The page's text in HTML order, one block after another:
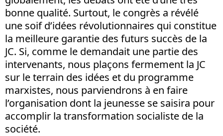
bonne qualité. Surtout, le congrès a révélé
une soif d’idées révolutionnaires qui constitue
la meilleure garantie des futurs succès de la
JC. Si, comme le demandait une partie des
intervenants, nous plaçons fermement la JC
sur le terrain des idées et du programme
marxistes, nous parviendrons à en faire
l’organisation dont la jeunesse se saisira pour
accomplir la transformation socialiste de la
société.